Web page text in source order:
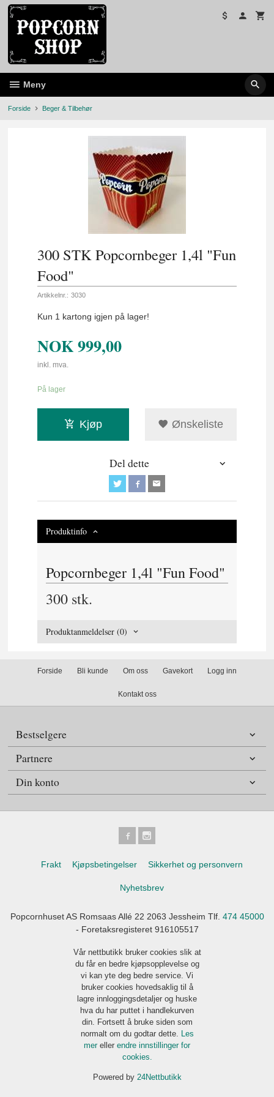
Gå
innholdet
Meny
Forside Beger & Tilbehør
300 STK Popcornbeger 1,4l "Fun
Food"
Artikkelnr.: 3030
Kun 1 kartong igjen på lager!
NOK999,00
inkl. mva.
På lager
Kjøp Ønskeliste
Del dette
Produktinfo
Popcornbeger 1,4l "Fun Food"
300 stk.
Produktanmeldelser (0)
Forside Bli kunde Om oss Gavekort Logg inn
Kontakt oss
Bestselgere
Partnere
Din konto
Frakt Kjøpsbetingelser Sikkerhet og personvern
Nyhetsbrev
Popcornhuset AS Romsaas Allé 22 2063 Jessheim Tlf. 474 45000
- Foretaksregisteret 916105517
Vår nettbutikk bruker cookies slik at
du får en bedre kjøpsopplevelse og
vi kan yte deg bedre service. Vi
bruker cookies hovedsaklig til å
lagre innloggingsdetaljer og huske
hva du har puttet i handlekurven
din. Fortsett å bruke siden som
normalt om du godtar dette. Les
mer eller endre innstillinger for
cookies.
Powered by 24Nettbutikk